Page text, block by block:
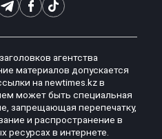
агентства
материалов допускается
на newtimes.kz в
может быть специальная
запрещающая перепечатку,
и распространение в
ресурсах в интернете.